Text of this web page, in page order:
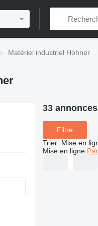
Matériel industriel Hohner
33
Filtre
Trier: Mise en
Mise en ligne